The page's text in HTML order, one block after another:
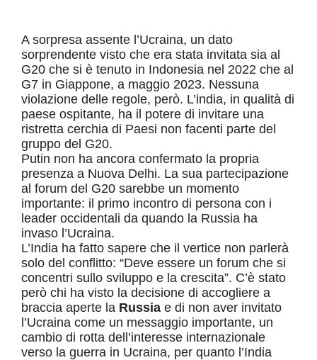
A sorpresa assente l’Ucraina, un dato
sorprendente visto che era stata invitata sia al
G20 che si è tenuto in Indonesia nel 2022 che al
G7 in Giappone, a maggio 2023. Nessuna
violazione delle regole, però. L’india, in qualità di
paese ospitante, ha il potere di invitare una
ristretta cerchia di Paesi non facenti parte del
gruppo del G20.
Putin non ha ancora confermato la propria
presenza a Nuova Delhi. La sua partecipazione
al forum del G20 sarebbe un momento
importante: il primo incontro di persona con i
leader occidentali da quando la Russia ha
invaso l’Ucraina.
L’India ha fatto sapere che il vertice non parlerà
solo del conflitto: “Deve essere un forum che si
concentri sullo sviluppo e la crescita”. C’è stato
però chi ha visto la decisione di accogliere a
braccia aperte la Russia e di non aver invitato
l’Ucraina come un messaggio importante, un
cambio di rotta dell’interesse internazionale
verso la guerra in Ucraina, per quanto l’India